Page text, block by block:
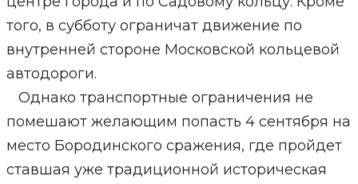
того, в субботу ограничат движение по
внутренней стороне Московской кольцевой
автодороги.
Однако транспортные ограничения не
помешают желающим попасть 4 сентября на
место Бородинского сражения, где пройдет
ставшая уже традиционной историческая